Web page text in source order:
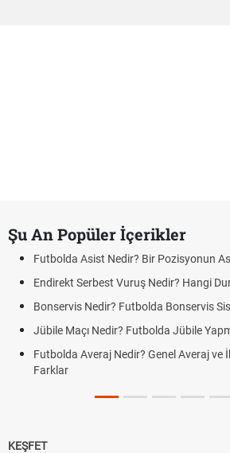
Şu An Popüler İçerikler
Futbolda Asist Nedir? Bir Pozisyonun
Endirekt Serbest Vuruş Nedir? Hangi
Bonservis Nedir? Futbolda Bonservis
Jübile Maçı Nedir? Futbolda Jübile
Futbolda Averaj Nedir? Genel Averaj ve
Farklar
KEŞFET